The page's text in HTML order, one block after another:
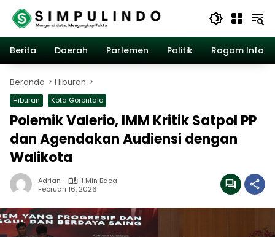
Langsung
konten
Berita
Daerah Parlemen Politik Ragam
Beranda Hiburan
Hiburan Kota Gorontalo
Polemik Valerio, IMM Kritik Satpol PP
dan Agendakan Audiensi dengan
Walikota
Adrian
1 Min Baca
Februari 16, 2026